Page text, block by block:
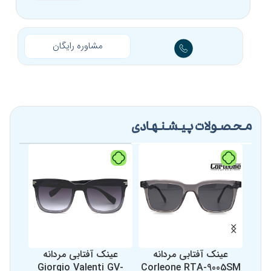
صورت
گرد، بیضی، قلبی، مثلثی
مشاوره رایگان
محصولات پیشنهادی
عینک آفتابی مردانه
Corleone RTA-9005SM
عینک آفتابی مردانه
Giorgio Valenti GV-